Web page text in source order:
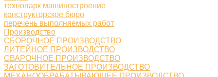
технопарк машиностроение
конструкторское бюро
перечень выполняемых работ
Производство
СБОРОЧНОЕ ПРОИЗВОДСТВО
ЛИТЕЙНОЕ ПРОИЗВОДСТВО
СВАРОЧНОЕ ПРОИЗВОДСТВО
ЗАГОТОВИТЕЛЬНОЕ ПРОИЗВОДСТВО